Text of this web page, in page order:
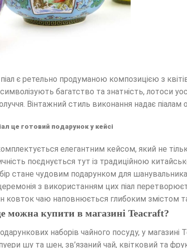
є ретельно продуманою композицією з
символізують багатство та знатність,
Вінтажний стиль виконання надає піалам
це готовий подарунок у кейсі
елегантним кейсом, який не
поєднується тут із традиційною
стане чудовим подарунком для
з використанням цих піал
ковток чаю наповнюється глибоким змістом
купити в магазині Teacraft?
наборів чайного посуду, у магазині
шу та шен, зв’язаний чай, квітковий та